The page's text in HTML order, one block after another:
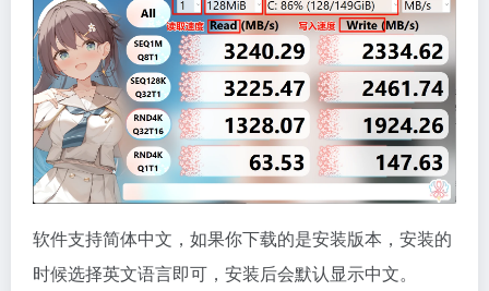
软件支持简体中文，如果你下载的是安装版本，安装的
时候选择英文语言即可，安装后会默认显示中文。